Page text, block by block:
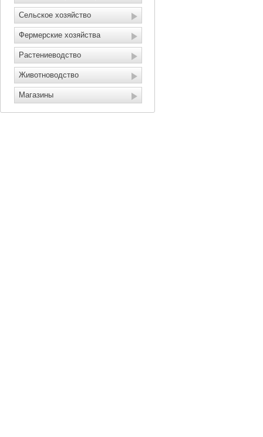
Сельское хозяйство
Фермерские хозяйства
Растениеводство
Животноводство
Магазины